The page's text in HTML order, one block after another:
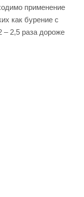
применение
как бурение с
– 2,5 раза дороже